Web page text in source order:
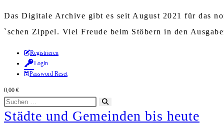
Das Digitale Archive gibt es seit August 2021 für das
`schen Zippel. Viel Freude beim Stöbern in den
Zum
Inhalt
springen
Registrieren
Login
Password Reset
0,00 €
Diese
Website
durchsuchen
starten
Städte und Gemeinden bis heute